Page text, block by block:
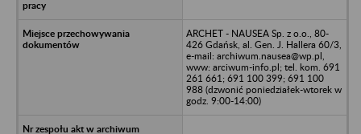
ARCHET - NAUSEA Sp. z o.o., 80-
426 Gdańsk, al. Gen. J. Hallera 60/3,
e-mail: archiwum.nausea@wp.pl,
www: arciwum-info.pl; tel. kom. 691
261 661; 691 100 399; 691 100
988 (dzwonić poniedziałek-wtorek w
godz. 9:00-14:00)